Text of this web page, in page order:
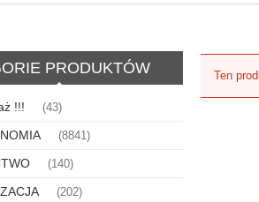
PRODUKTÓW
!!! (43)
(8841)
(140)
(202)
Ten